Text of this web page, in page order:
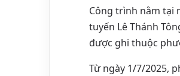
Công trình nằm tại
tuyến Lê Thánh
được ghi thuộc
Từ ngày 1/7/2025,